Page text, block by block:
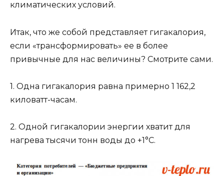
климатических условий.
Итак, что же собой представляет гигакалория,
если «трансформировать» ее в более
привычные для нас величины? Смотрите сами.
1. Одна гигакалория равна примерно 1 162,2
киловатт-часам.
2. Одной гигакалории энергии хватит для
нагрева тысячи тонн воды до +1°С.